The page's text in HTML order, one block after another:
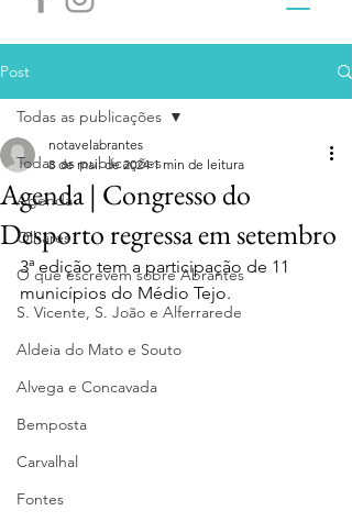
Post
Todas as publicações
Agenda
Olhares
O que escrevem sobre Abrantes
S. Vicente, S. João e Alferrarede
Aldeia do Mato e Souto
Alvega e Concavada
Bemposta
Carvalhal
Fontes
Todas as publicações
Agenda | Congresso do
Desporto regressa em setembro
notavelabrantes
8 de mai. de 2024 1 min de leitura
3ª edição tem a participação de 11
municípios do Médio Tejo.